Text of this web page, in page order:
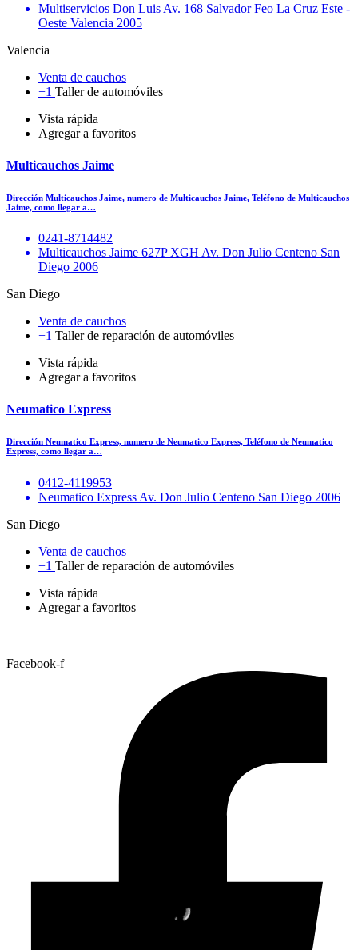
Multiservicios Don Luis Av. 168 Salvador Feo La Cruz Este -
Oeste Valencia 2005
Valencia
Venta de cauchos
+1 Taller de automóviles
Vista rápida
Agregar a favoritos
Multicauchos Jaime
Dirección Multicauchos Jaime, numero de Multicauchos Jaime, Teléfono de Multicauchos
Jaime, como llegar a…
0241-8714482
Multicauchos Jaime 627P XGH Av. Don Julio Centeno San
Diego 2006
San Diego
Venta de cauchos
+1 Taller de reparación de automóviles
Vista rápida
Agregar a favoritos
Neumatico Express
Dirección Neumatico Express, numero de Neumatico Express, Teléfono de Neumatico
Express, como llegar a…
0412-4119953
Neumatico Express Av. Don Julio Centeno San Diego 2006
San Diego
Venta de cauchos
+1 Taller de reparación de automóviles
Vista rápida
Agregar a favoritos
Facebook-f